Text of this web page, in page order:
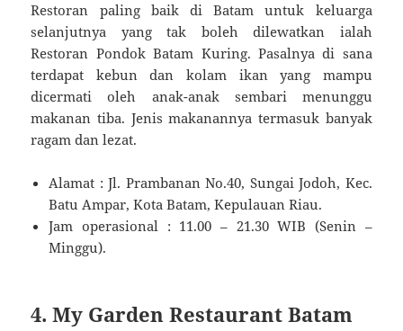
Restoran paling baik di Batam untuk keluarga
selanjutnya yang tak boleh dilewatkan ialah
Restoran Pondok Batam Kuring. Pasalnya di sana
terdapat kebun dan kolam ikan yang mampu
dicermati oleh anak-anak sembari menunggu
makanan tiba. Jenis makanannya termasuk banyak
ragam dan lezat.
Alamat : Jl. Prambanan No.40, Sungai Jodoh, Kec.
Batu Ampar, Kota Batam, Kepulauan Riau.
Jam operasional : 11.00 – 21.30 WIB (Senin –
Minggu).
4. My Garden Restaurant Batam